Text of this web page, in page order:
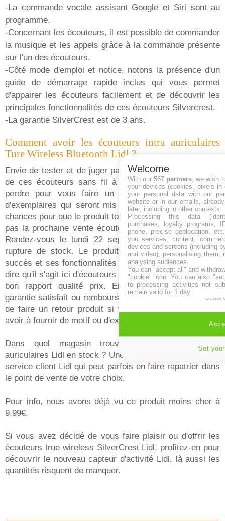
-La commande vocale assisant Google et Siri sont au
programme.
-Concernant les écouteurs, il est possible de commander
la musique et les appels grâce à la commande présente
sur l'un des écouteurs.
-Côté mode d'emploi et notice, notons la présence d'un
guide de démarrage rapide inclus qui vous permet
d'appairer les écouteurs facilement et de découvrir les
principales fonctionnalités de ces écouteurs Silvercrest.
-La garantie SilverCrest est de 3 ans.
Comment avoir les écouteurs intra auriculaires
Ture Wireless Bluetooth Lidl ?
Envie de tester et de juger par vous-même de la qualité
de ces écouteurs sans fil à 6,99€ ? Pas de temps à
perdre pour vous faire un avis, malgré les milliers
d'exemplaires qui seront mis en vente, il y a de fortes
chances pour que le produit tombe en rupture. N'attendez
pas la prochaine vente écouteurs intra-auriculaires Lidl.
Rendez-vous le lundi 22 septembre 2025 et avant la
rupture de stock. Le produit a connu maintes fois le
succès et ses fonctionnalités et performances nous font
dire qu'il s'agit ici d'écouteurs true wireless Lidl à un très
bon rapport qualité prix. En cas d'insatisfaction, la
garantie satisfait ou remboursé de 30 jours vous permet
de faire un retour produit si vous le souhaitez et sans
avoir à fournir de motif ou d'explications.
Dans quel magasin trouver les écouteurs intra
auriculaires Lidl en stock ? Une seule solution, appeler le
service client Lidl qui peut parfois en faire rapatrier dans
le point de vente de votre choix.
Pour info, nous avons déjà vu ce produit moins cher à
9,99€.
Si vous avez décidé de vous faire plaisir ou d'offrir les
écouteurs true wireless SilverCrest Lidl, profitez-en pour
découvrir le nouveau capteur d'activité Lidl, là aussi les
quantités risquent de manquer.
Welcome
With our 567 partners , we wish
your devices (cookies, pixels
your personal data with our
website or in our emails,
later, including in other contexts.
Processing this data
purchases, loyalty programs,
phone, precise geolocation,
you services, content,
devices and screens (including
and video), personalising them,
analysing audiences.
You can "accept all" and
"cookie" icon. You can also
to processing activities not
remain valid for 1 day.
powered
Set